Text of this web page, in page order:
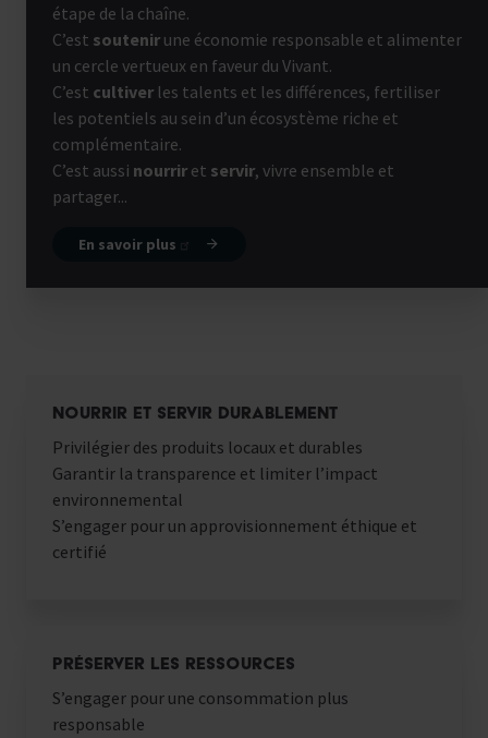
étape de la chaîne.
C’est soutenir une économie responsable et alimenter
un cercle vertueux en faveur du Vivant.
C’est cultiver les talents et les différences, fertiliser
les potentiels au sein d’un écosystème riche et
complémentaire.
C’est aussi nourrir et servir, vivre ensemble et
partager...
En savoir plus
NOURRIR ET SERVIR DURABLEMENT
Privilégier des produits locaux et durables
Garantir la transparence et limiter l’impact
environnemental
S’engager pour un approvisionnement éthique et
certifié
PRÉSERVER LES RESSOURCES
S’engager pour une consommation plus
responsable